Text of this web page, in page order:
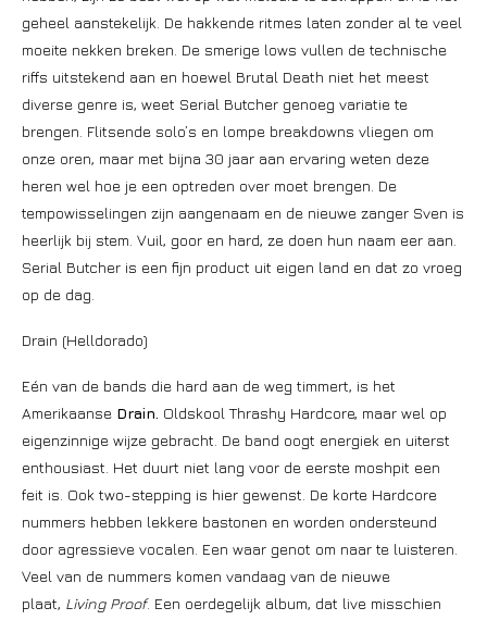
geheel aanstekelijk. De hakkende ritmes laten zonder al te veel
moeite nekken breken. De smerige lows vullen de technische
riffs uitstekend aan en hoewel Brutal Death niet het meest
diverse genre is, weet Serial Butcher genoeg variatie te
brengen. Flitsende solo’s en lompe breakdowns vliegen om
onze oren, maar met bijna 30 jaar aan ervaring weten deze
heren wel hoe je een optreden over moet brengen. De
tempowisselingen zijn aangenaam en de nieuwe zanger Sven is
heerlijk bij stem. Vuil, goor en hard, ze doen hun naam eer aan.
Serial Butcher is een fijn product uit eigen land en dat zo vroeg
op de dag.
Drain (Helldorado)
Eén van de bands die hard aan de weg timmert, is het
Amerikaanse Drain. Oldskool Thrashy Hardcore, maar wel op
eigenzinnige wijze gebracht. De band oogt energiek en uiterst
enthousiast. Het duurt niet lang voor de eerste moshpit een
feit is. Ook two-stepping is hier gewenst. De korte Hardcore
nummers hebben lekkere bastonen en worden ondersteund
door agressieve vocalen. Een waar genot om naar te luisteren.
Veel van de nummers komen vandaag van de nieuwe
plaat, Living Proof. Een oerdegelijk album, dat live misschien